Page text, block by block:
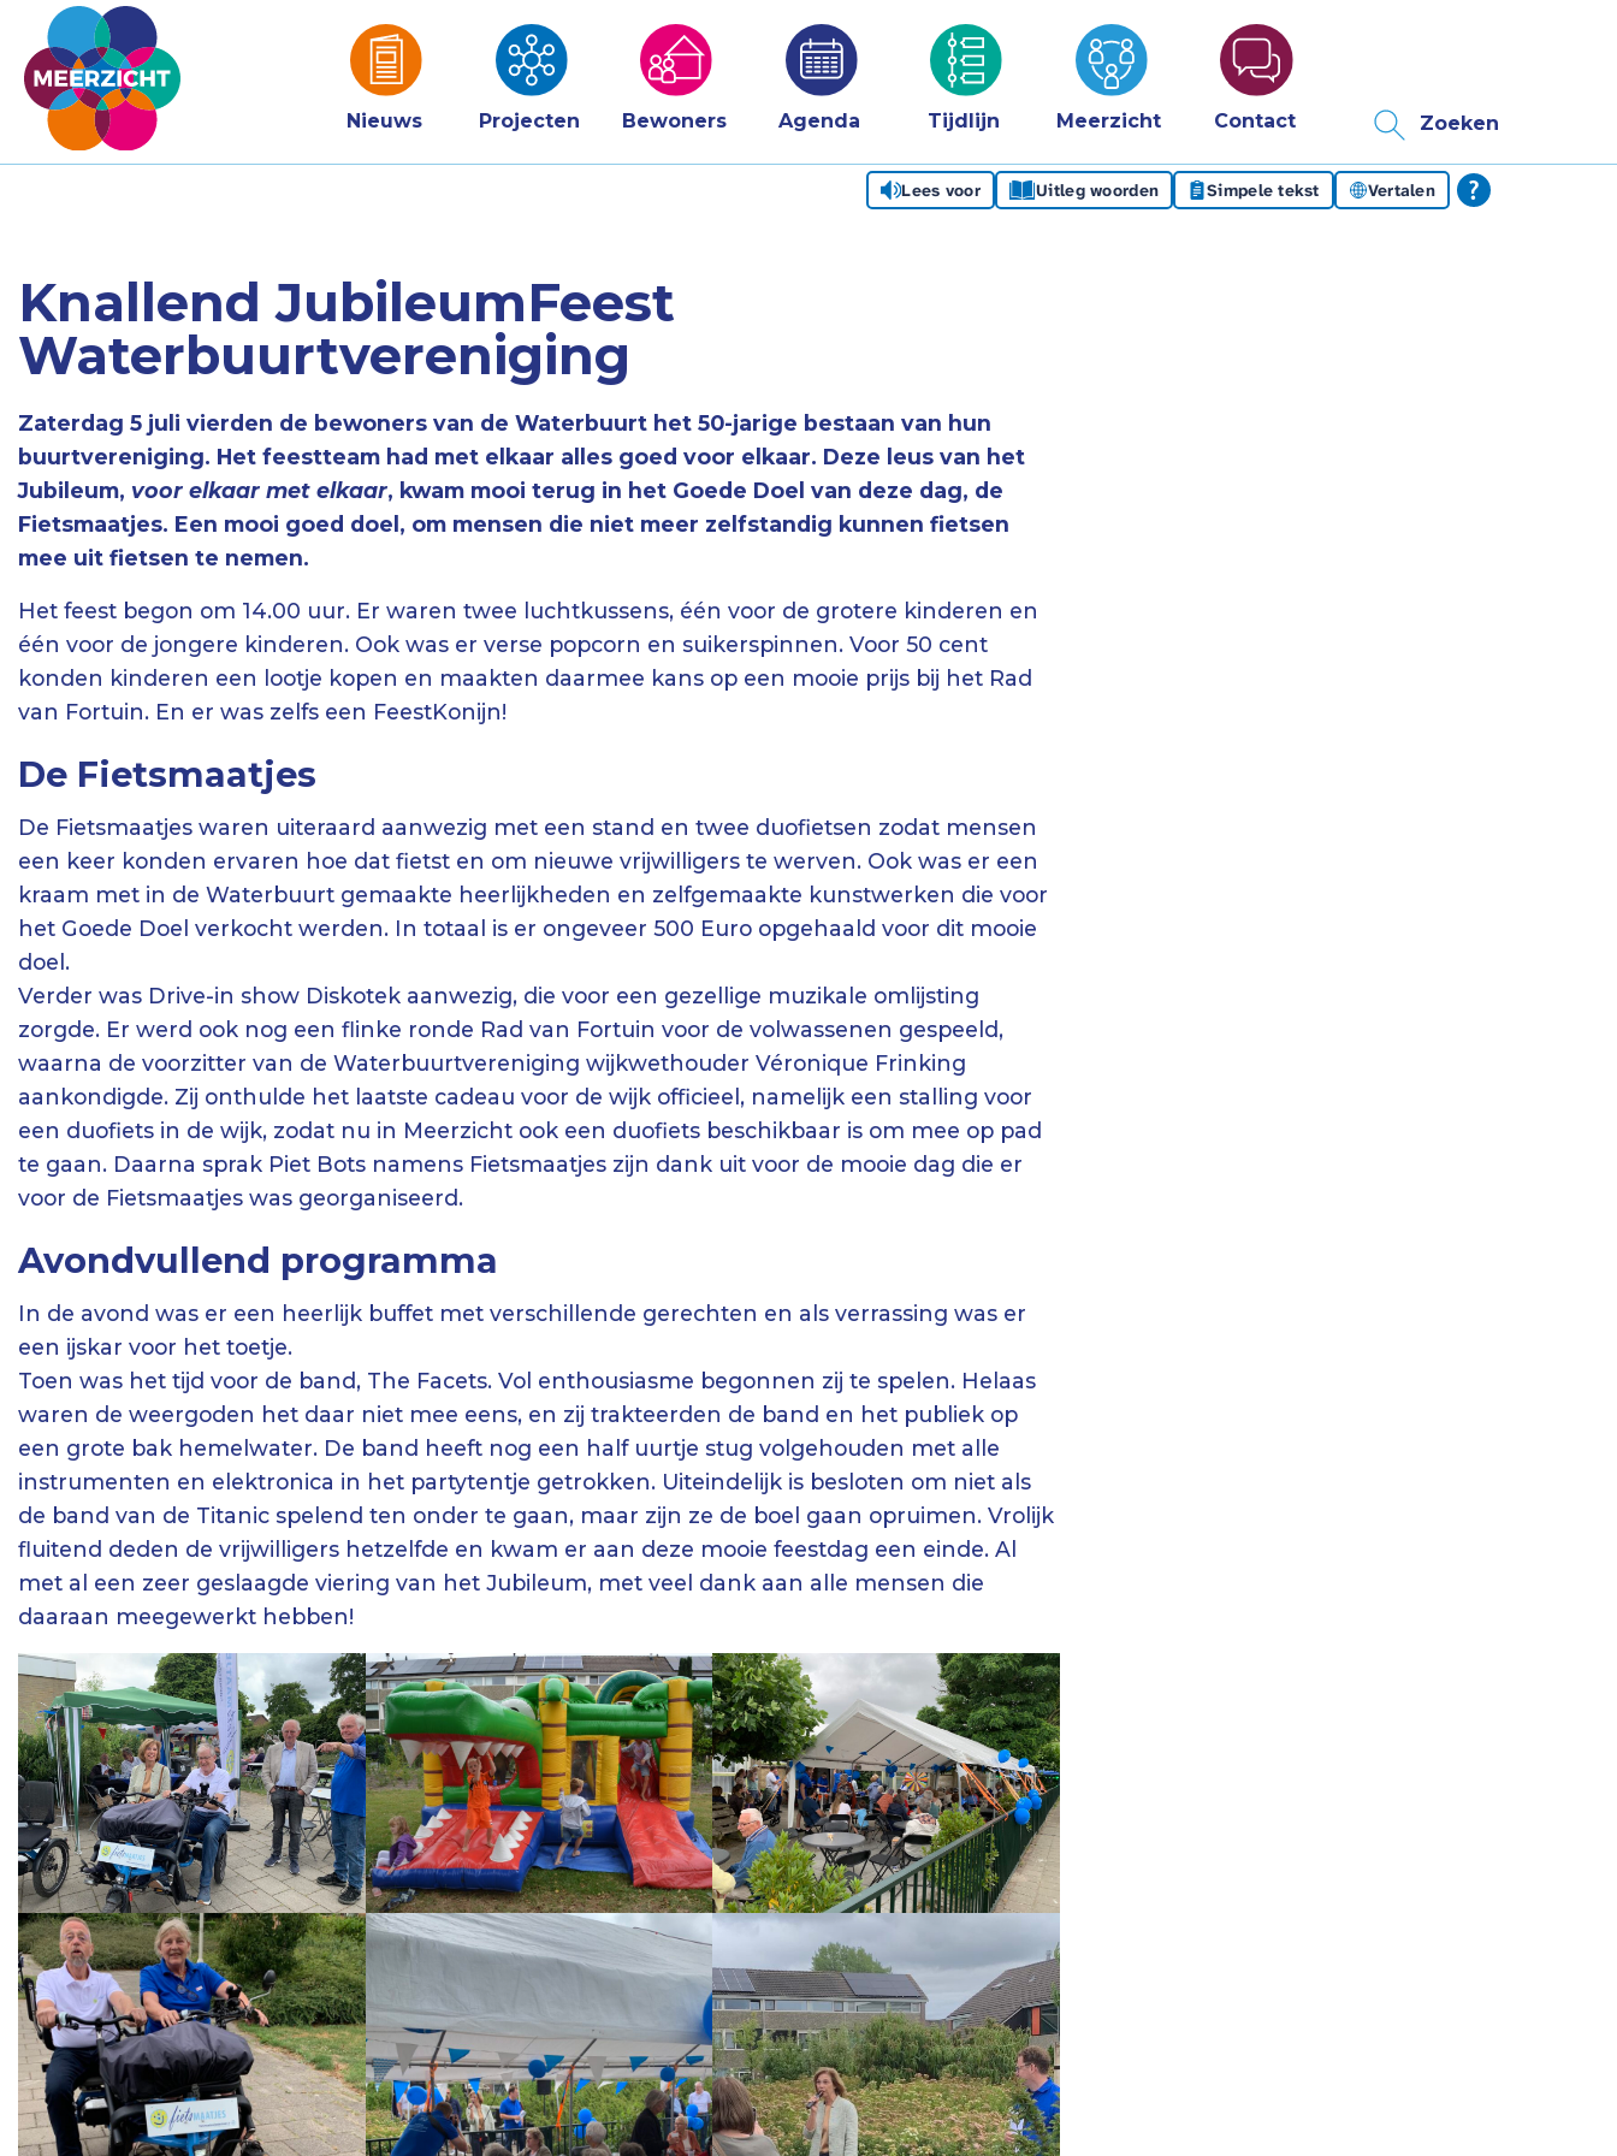
Nieuws Projecten Bewoners Agenda Tijdlijn Meerzicht Contact Zoeken
Lees voor Uitleg woorden Simpele tekst Vertalen
Knallend JubileumFeest
Waterbuurtvereniging
Zaterdag 5 juli vierden de bewoners van de Waterbuurt het 50-jarige bestaan van hun
buurtvereniging. Het feestteam had met elkaar alles goed voor elkaar. Deze leus van het
Jubileum, voor elkaar met elkaar, kwam mooi terug in het Goede Doel van deze dag, de
Fietsmaatjes. Een mooi goed doel, om mensen die niet meer zelfstandig kunnen fietsen
mee uit fietsen te nemen.
Het feest begon om 14.00 uur. Er waren twee luchtkussens, één voor de grotere kinderen en
één voor de jongere kinderen. Ook was er verse popcorn en suikerspinnen. Voor 50 cent
konden kinderen een lootje kopen en maakten daarmee kans op een mooie prijs bij het Rad
van Fortuin. En er was zelfs een FeestKonijn!
De Fietsmaatjes
De Fietsmaatjes waren uiteraard aanwezig met een stand en twee duofietsen zodat mensen
een keer konden ervaren hoe dat fietst en om nieuwe vrijwilligers te werven. Ook was er een
kraam met in de Waterbuurt gemaakte heerlijkheden en zelfgemaakte kunstwerken die voor
het Goede Doel verkocht werden. In totaal is er ongeveer 500 Euro opgehaald voor dit mooie
doel.
Verder was Drive-in show Diskotek aanwezig, die voor een gezellige muzikale omlijsting
zorgde. Er werd ook nog een flinke ronde Rad van Fortuin voor de volwassenen gespeeld,
waarna de voorzitter van de Waterbuurtvereniging wijkwethouder Véronique Frinking
aankondigde. Zij onthulde het laatste cadeau voor de wijk officieel, namelijk een stalling voor
een duofiets in de wijk, zodat nu in Meerzicht ook een duofiets beschikbaar is om mee op pad
te gaan. Daarna sprak Piet Bots namens Fietsmaatjes zijn dank uit voor de mooie dag die er
voor de Fietsmaatjes was georganiseerd.
Avondvullend programma
In de avond was er een heerlijk buffet met verschillende gerechten en als verrassing was er
een ijskar voor het toetje.
Toen was het tijd voor de band, The Facets. Vol enthousiasme begonnen zij te spelen. Helaas
waren de weergoden het daar niet mee eens, en zij trakteerden de band en het publiek op
een grote bak hemelwater. De band heeft nog een half uurtje stug volgehouden met alle
instrumenten en elektronica in het partytentje getrokken. Uiteindelijk is besloten om niet als
de band van de Titanic spelend ten onder te gaan, maar zijn ze de boel gaan opruimen. Vrolijk
fluitend deden de vrijwilligers hetzelfde en kwam er aan deze mooie feestdag een einde. Al
met al een zeer geslaagde viering van het Jubileum, met veel dank aan alle mensen die
daaraan meegewerkt hebben!